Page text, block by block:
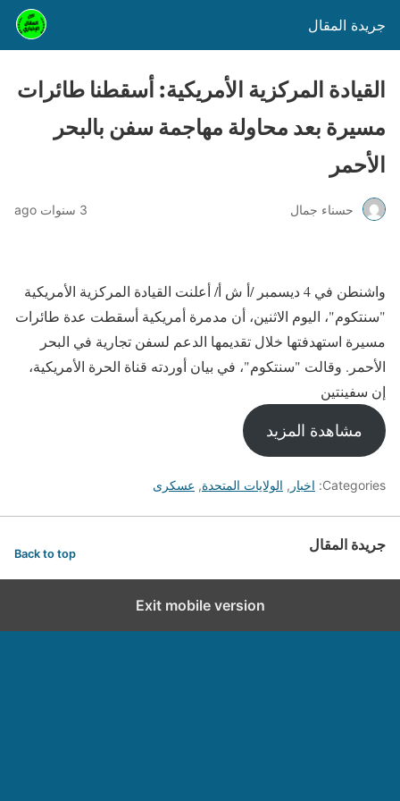
جريدة المقال
القيادة المركزية الأمريكية: أسقطنا طائرات
مسيرة بعد محاولة مهاجمة سفن بالبحر
الأحمر
حسناء جمال 3 سنوات ago
واشنطن في 4 ديسمبر /أ ش أ/ أعلنت القيادة المركزية الأمريكية
"سنتكوم"، اليوم الاثنين، أن مدمرة أمريكية أسقطت عدة طائرات
مسيرة استهدفتها خلال تقديمها الدعم لسفن تجارية في البحر
الأحمر. وقالت "سنتكوم"، في بيان أوردته قناة الحرة الأمريكية،
إن سفينتين
مشاهدة المزيد
Categories: اخبار , الولايات المتحدة, عسكرى
جريدة المقال Back to top
Exit mobile version